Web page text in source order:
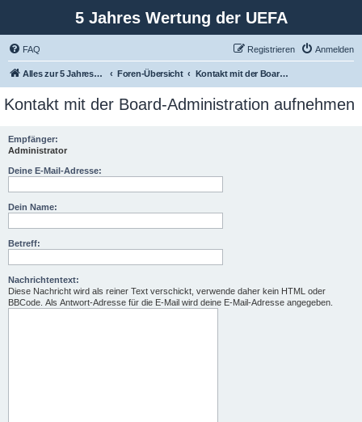
5 Jahres Wertung der UEFA
FAQ Anmelden
Registrieren
Alles zur 5 Jahreswertung / Tabelle der UEFA mit vielen Statistiken. Foren-Übersicht Kontakt mit der Board-Administration aufnehmen
Kontakt mit der Board-Administration aufnehmen
Empfänger:
Administrator
Deine E-Mail-Adresse:
Dein Name:
Betreff:
Nachrichtentext:
Diese Nachricht wird als reiner Text verschickt, verwende daher kein HTML oder
BBCode. Als Antwort-Adresse für die E-Mail wird deine E-Mail-Adresse angegeben.